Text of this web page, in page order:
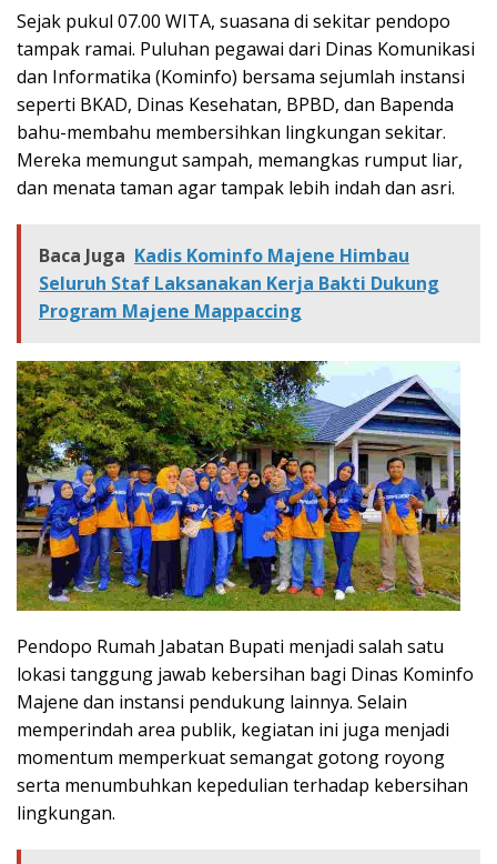
Sejak pukul 07.00 WITA, suasana di sekitar pendopo
tampak ramai. Puluhan pegawai dari Dinas Komunikasi
dan Informatika (Kominfo) bersama sejumlah instansi
seperti BKAD, Dinas Kesehatan, BPBD, dan Bapenda
bahu-membahu membersihkan lingkungan sekitar.
Mereka memungut sampah, memangkas rumput liar,
dan menata taman agar tampak lebih indah dan asri.
Baca Juga Kadis Kominfo Majene Himbau
Seluruh Staf Laksanakan Kerja Bakti Dukung
Program Majene Mappaccing
Pendopo Rumah Jabatan Bupati menjadi salah satu
lokasi tanggung jawab kebersihan bagi Dinas Kominfo
Majene dan instansi pendukung lainnya. Selain
memperindah area publik, kegiatan ini juga menjadi
momentum memperkuat semangat gotong royong
serta menumbuhkan kepedulian terhadap kebersihan
lingkungan.